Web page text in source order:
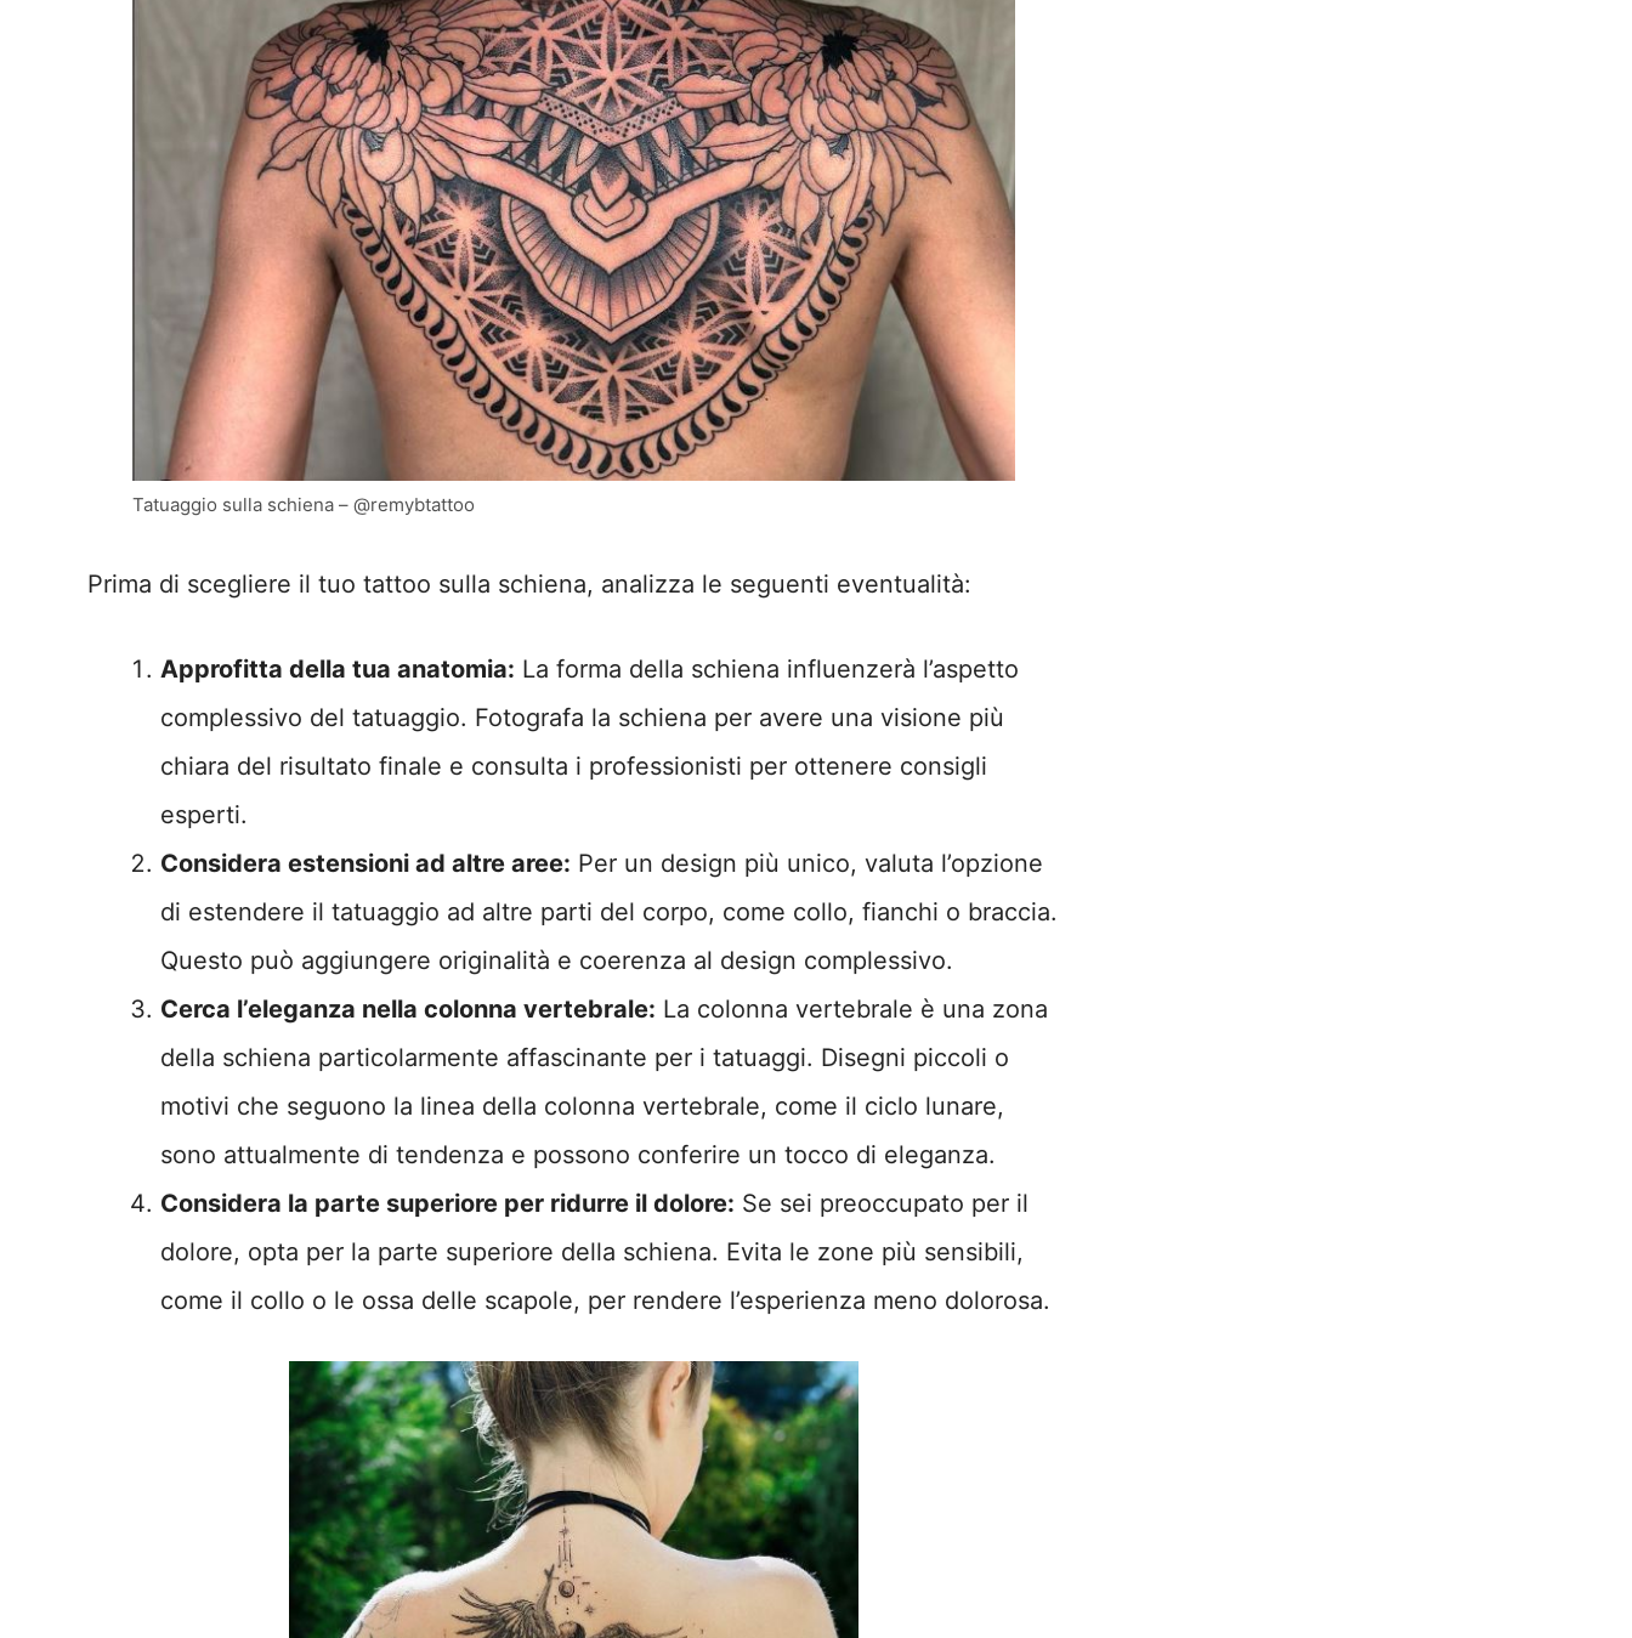
Tatuaggio sulla schiena – @remybtattoo
Prima di scegliere il tuo tattoo sulla schiena, analizza le seguenti eventualità:
Approfitta della tua anatomia: La forma della schiena influenzerà l’aspetto
complessivo del tatuaggio. Fotografa la schiena per avere una visione più
chiara del risultato finale e consulta i professionisti per ottenere consigli
esperti.
Considera estensioni ad altre aree: Per un design più unico, valuta l’opzione
di estendere il tatuaggio ad altre parti del corpo, come collo, fianchi o braccia.
Questo può aggiungere originalità e coerenza al design complessivo.
Cerca l’eleganza nella colonna vertebrale: La colonna vertebrale è una zona
della schiena particolarmente affascinante per i tatuaggi. Disegni piccoli o
motivi che seguono la linea della colonna vertebrale, come il ciclo lunare,
sono attualmente di tendenza e possono conferire un tocco di eleganza.
Considera la parte superiore per ridurre il dolore: Se sei preoccupato per il
dolore, opta per la parte superiore della schiena. Evita le zone più sensibili,
come il collo o le ossa delle scapole, per rendere l’esperienza meno dolorosa.